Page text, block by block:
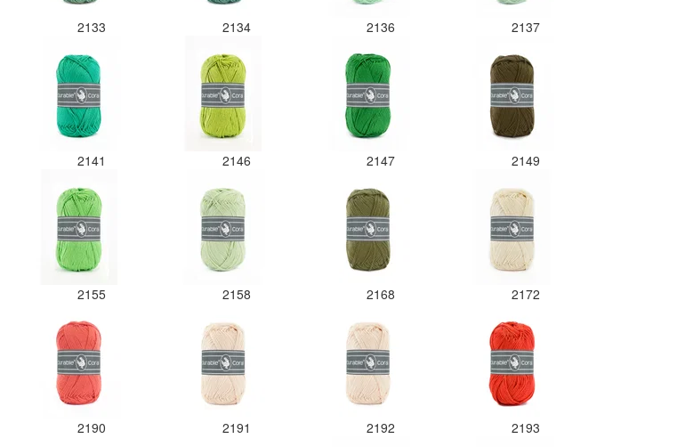
2133 2134 2136 2137
2141 2146 2147 2149
2155 2158 2168 2172
2190 2191 2192 2193